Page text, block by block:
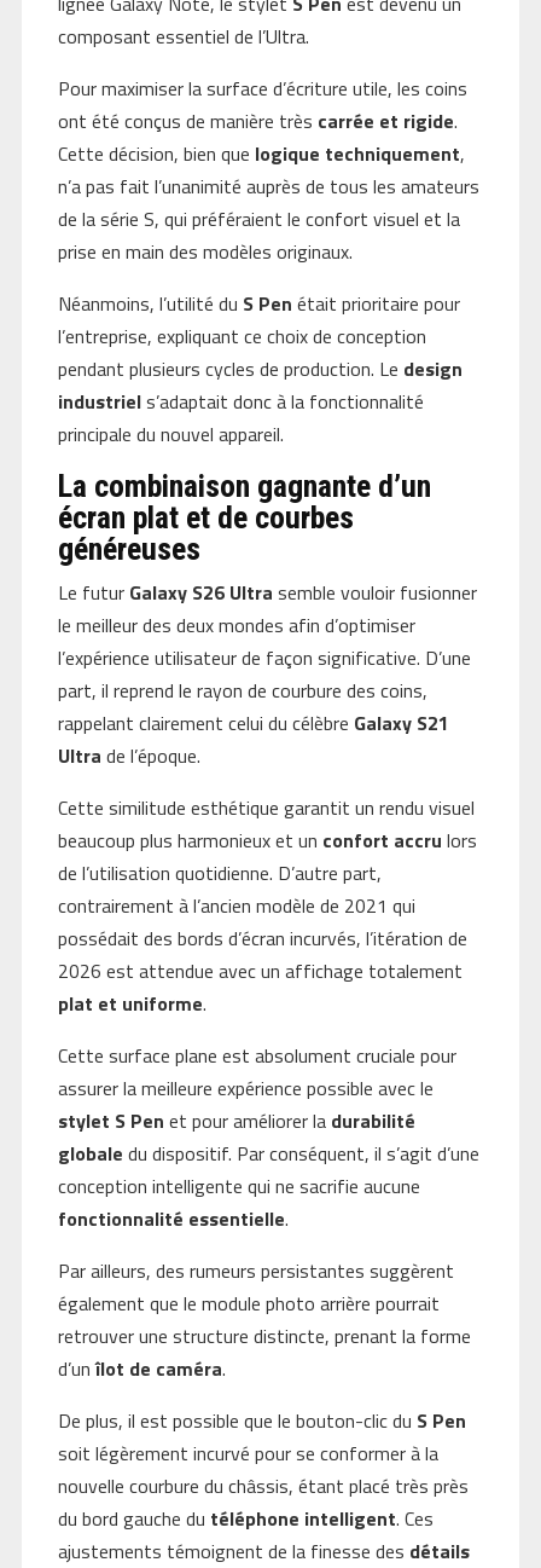
composant essentiel de l’Ultra.
Pour maximiser la surface d’écriture utile, les coins
ont été conçus de manière très carrée et rigide.
Cette décision, bien que logique techniquement,
n’a pas fait l’unanimité auprès de tous les amateurs
de la série S, qui préféraient le confort visuel et la
prise en main des modèles originaux.
Néanmoins, l’utilité du S Pen était prioritaire pour
l’entreprise, expliquant ce choix de conception
pendant plusieurs cycles de production. Le design
industriels’adaptait donc à la fonctionnalité
principale du nouvel appareil.
La combinaison gagnante d’un
écran plat et de courbes
généreuses
Le futur Galaxy S26 Ultra semble vouloir fusionner
le meilleur des deux mondes afin d’optimiser
l’expérience utilisateur de façon significative. D’une
part, il reprend le rayon de courbure des coins,
rappelant clairement celui du célèbre Galaxy S21
Ultra de l’époque.
Cette similitude esthétique garantit un rendu visuel
beaucoup plus harmonieux et un confort accru lors
de l’utilisation quotidienne. D’autre part,
contrairement à l’ancien modèle de 2021 qui
possédait des bords d’écran incurvés, l’itération de
2026 est attendue avec un affichage totalement
plat et uniforme.
Cette surface plane est absolument cruciale pour
assurer la meilleure expérience possible avec le
stylet S Pen et pour améliorer la durabilité
globale du dispositif. Par conséquent, il s’agit d’une
conception intelligente qui ne sacrifie aucune
fonctionnalité essentielle.
Par ailleurs, des rumeurs persistantes suggèrent
également que le module photo arrière pourrait
retrouver une structure distincte, prenant la forme
d’unîlot de caméra.
De plus, il est possible que le bouton-clic du S Pen
soit légèrement incurvé pour se conformer à la
nouvelle courbure du châssis, étant placé très près
du bord gauche du téléphone intelligent. Ces
ajustements témoignent de la finesse des détails